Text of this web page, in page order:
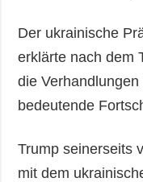
Der ukrainische
erklärte nach dem
die
bedeutende
Trump seinerseits
mit dem